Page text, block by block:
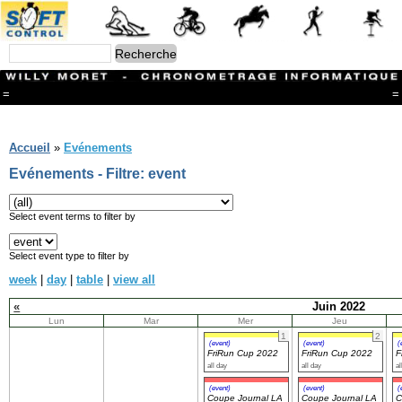
= =
Branches
CONTACT
Ski ALPIN
Triathlon
Ski Nordique
Courses à pieds
Athlétisme
Slalom In-Line
Caisse à savon
Coupe "Journal La Gruyère"
Accueil » Evénements
Evénements - Filtre: event
Select event terms to filter by
Select event type to filter by
week | day | table | view all
«
Juin 2022
Lun Mar Mer
Jeu
1
(event)
FriRun Cup 2022
all day
(event)
Coupe Journal LA
2
(event)
FriRun Cup 2022
all day
(event)
Coupe Journal LA